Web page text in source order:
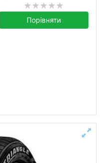
Порівняти